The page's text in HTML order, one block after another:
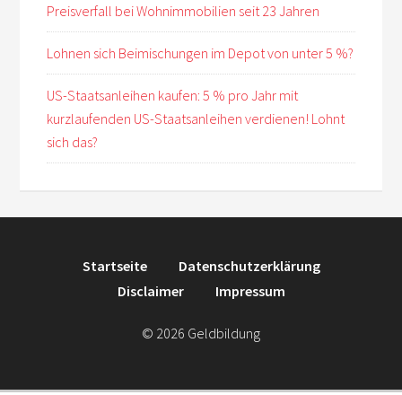
Preisverfall bei Wohnimmobilien seit 23 Jahren
Lohnen sich Beimischungen im Depot von unter 5 %?
US-Staatsanleihen kaufen: 5 % pro Jahr mit
kurzlaufenden US-Staatsanleihen verdienen! Lohnt
sich das?
Startseite
Datenschutzerklärung
Disclaimer
Impressum
© 2026 Geldbildung